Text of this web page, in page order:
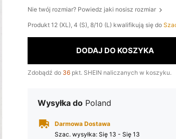
Nie twój rozmiar? Powiedz jaki nosisz rozmiar
Produkt 12 (XL), 4 (S), 8/10 (L) kwalifikują się do
DODAJ DO KOSZYKA
Zdobądź do 36 pkt. SHEIN naliczanych w koszyku.
Wysyłka do Poland
Darmowa Dostawa
Szac. wysyłka: Się 13 - Się 13